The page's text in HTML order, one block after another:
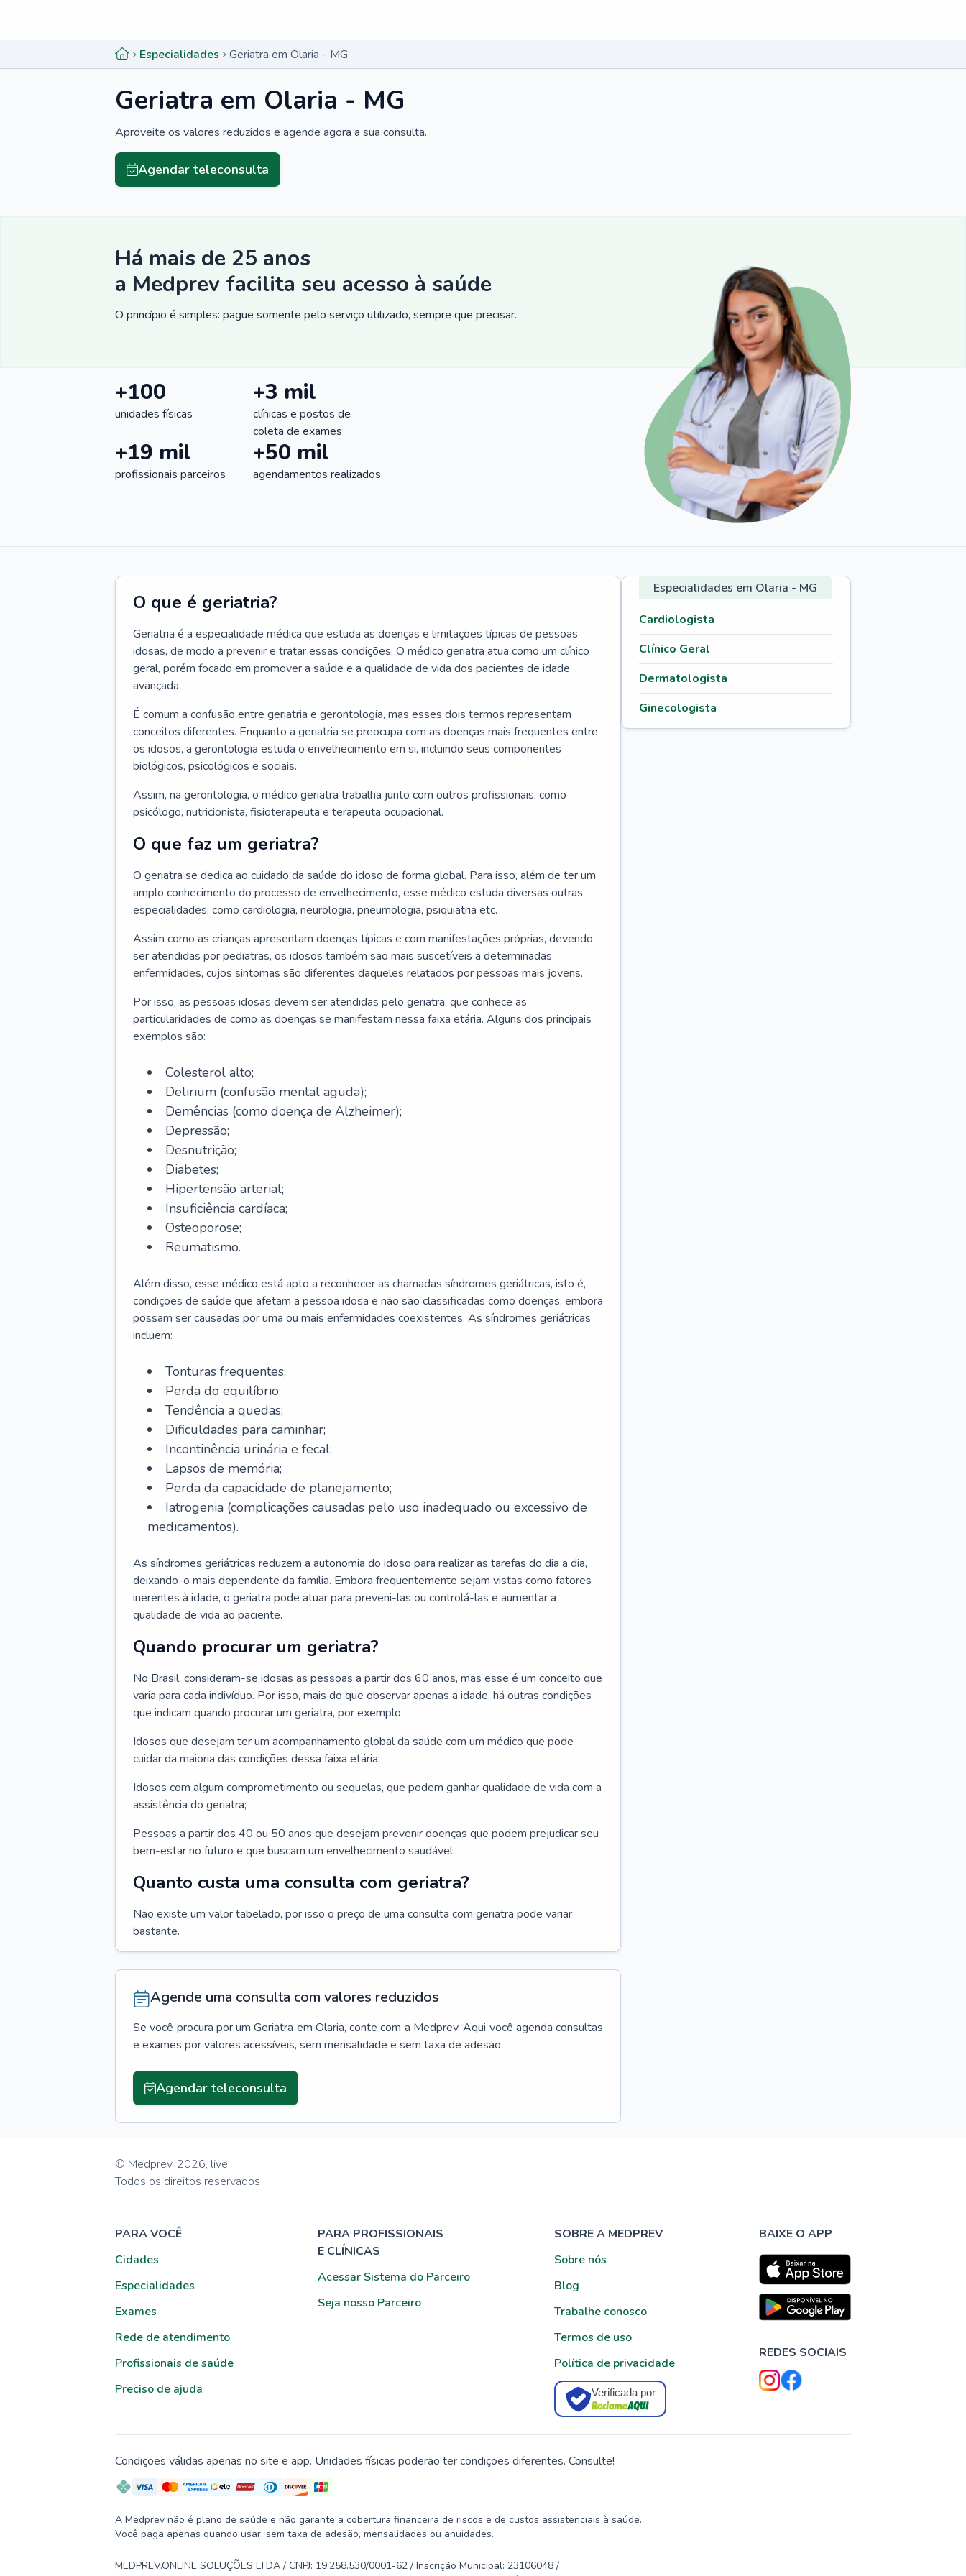
Especialidades Geriatra em Olaria - MG
Geriatra em Olaria - MG
Aproveite os valores reduzidos e agende agora a sua consulta.
Agendar teleconsulta
Há mais de 25 anos
a Medprev facilita seu acesso à saúde
O princípio é simples: pague somente pelo serviço utilizado, sempre que precisar.
+100
unidades físicas
+3 mil
clínicas e postos de
coleta de exames
+19 mil
profissionais parceiros
+50 mil
agendamentos realizados
O que é geriatria?
Geriatria é a especialidade médica que estuda as doenças e limitações típicas de pessoas
idosas, de modo a prevenir e tratar essas condições. O médico geriatra atua como um clínico
geral, porém focado em promover a saúde e a qualidade de vida dos pacientes de idade
avançada.
É comum a confusão entre geriatria e gerontologia, mas esses dois termos representam
conceitos diferentes. Enquanto a geriatria se preocupa com as doenças mais frequentes entre
os idosos, a gerontologia estuda o envelhecimento em si, incluindo seus componentes
biológicos, psicológicos e sociais.
Assim, na gerontologia, o médico geriatra trabalha junto com outros profissionais, como
psicólogo, nutricionista, fisioterapeuta e terapeuta ocupacional.
O que faz um geriatra?
O geriatra se dedica ao cuidado da saúde do idoso de forma global. Para isso, além de ter um
amplo conhecimento do processo de envelhecimento, esse médico estuda diversas outras
especialidades, como cardiologia, neurologia, pneumologia, psiquiatria etc.
Assim como as crianças apresentam doenças típicas e com manifestações próprias, devendo
ser atendidas por pediatras, os idosos também são mais suscetíveis a determinadas
enfermidades, cujos sintomas são diferentes daqueles relatados por pessoas mais jovens.
Por isso, as pessoas idosas devem ser atendidas pelo geriatra, que conhece as
particularidades de como as doenças se manifestam nessa faixa etária. Alguns dos principais
exemplos são:
Colesterol alto;
Delirium (confusão mental aguda);
Demências (como doença de Alzheimer);
Depressão;
Desnutrição;
Diabetes;
Hipertensão arterial;
Insuficiência cardíaca;
Osteoporose;
Reumatismo.
Além disso, esse médico está apto a reconhecer as chamadas síndromes geriátricas, isto é,
condições de saúde que afetam a pessoa idosa e não são classificadas como doenças, embora
possam ser causadas por uma ou mais enfermidades coexistentes. As síndromes geriátricas
incluem:
Tonturas frequentes;
Perda do equilíbrio;
Tendência a quedas;
Dificuldades para caminhar;
Incontinência urinária e fecal;
Lapsos de memória;
Perda da capacidade de planejamento;
Iatrogenia (complicações causadas pelo uso inadequado ou excessivo de
medicamentos).
As síndromes geriátricas reduzem a autonomia do idoso para realizar as tarefas do dia a dia,
deixando-o mais dependente da família. Embora frequentemente sejam vistas como fatores
inerentes à idade, o geriatra pode atuar para preveni-las ou controlá-las e aumentar a
qualidade de vida ao paciente.
Quando procurar um geriatra?
No Brasil, consideram-se idosas as pessoas a partir dos 60 anos, mas esse é um conceito que
varia para cada indivíduo. Por isso, mais do que observar apenas a idade, há outras condições
que indicam quando procurar um geriatra, por exemplo:
Idosos que desejam ter um acompanhamento global da saúde com um médico que pode
cuidar da maioria das condições dessa faixa etária;
Idosos com algum comprometimento ou sequelas, que podem ganhar qualidade de vida com a
assistência do geriatra;
Pessoas a partir dos 40 ou 50 anos que desejam prevenir doenças que podem prejudicar seu
bem-estar no futuro e que buscam um envelhecimento saudável.
Quanto custa uma consulta com geriatra?
Não existe um valor tabelado, por isso o preço de uma consulta com geriatra pode variar
bastante.
Agende uma consulta com valores reduzidos
Se você procura por um Geriatra em Olaria, conte com a Medprev. Aqui você agenda consultas
e exames por valores acessíveis, sem mensalidade e sem taxa de adesão.
Agendar teleconsulta
Especialidades em Olaria - MG
Cardiologista
Clínico Geral
Dermatologista
Ginecologista
© Medprev, 2026, live
Todos os direitos reservados
PARA VOCÊ
Cidades
Especialidades
Exames
Rede de atendimento
Profissionais de saúde
Preciso de ajuda
PARA PROFISSIONAIS
E CLÍNICAS
Acessar Sistema do Parceiro
Seja nosso Parceiro
SOBRE A MEDPREV
Sobre nós
Blog
Trabalhe conosco
Termos de uso
Política de privacidade
Verificada por
BAIXE O APP
REDES SOCIAIS
Condições válidas apenas no site e app. Unidades físicas poderão ter condições diferentes. Consulte!
A Medprev não é plano de saúde e não garante a cobertura financeira de riscos e de custos assistenciais à saúde.
Você paga apenas quando usar, sem taxa de adesão, mensalidades ou anuidades.
MEDPREV.ONLINE SOLUÇÕES LTDA / CNPJ: 19.258.530/0001-62 / Inscrição Municipal: 23106048 /